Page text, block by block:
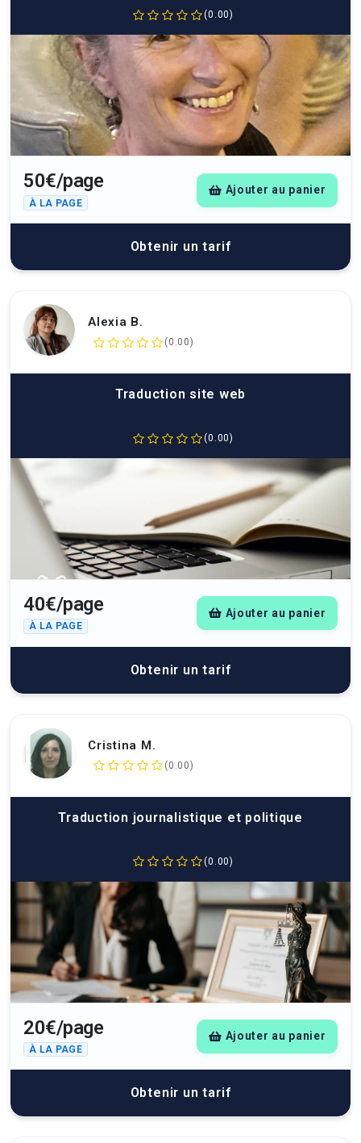
(0.00)
50€/page
À LA PAGE
Ajouter au panier
Obtenir un tarif
Alexia B.
(0.00)
Traduction site web
(0.00)
40€/page
À LA PAGE
Ajouter au panier
Obtenir un tarif
Cristina M.
(0.00)
Traduction journalistique et politique
(0.00)
20€/page
À LA PAGE
Ajouter au panier
Obtenir un tarif